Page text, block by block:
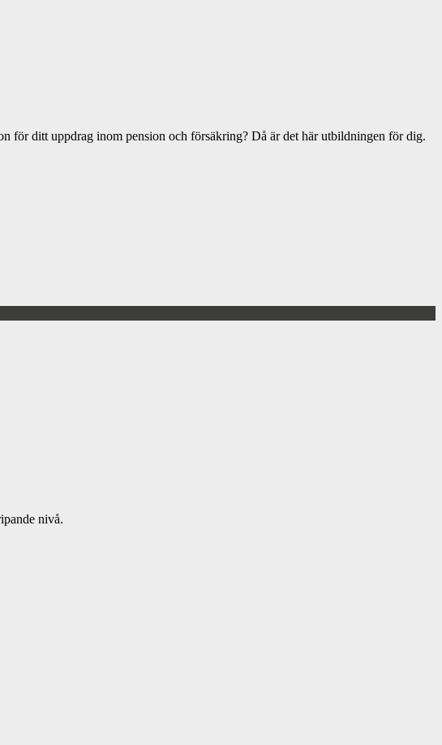
för ditt uppdrag inom pension och försäkring? Då är det här utbildningen för dig.
nivå.